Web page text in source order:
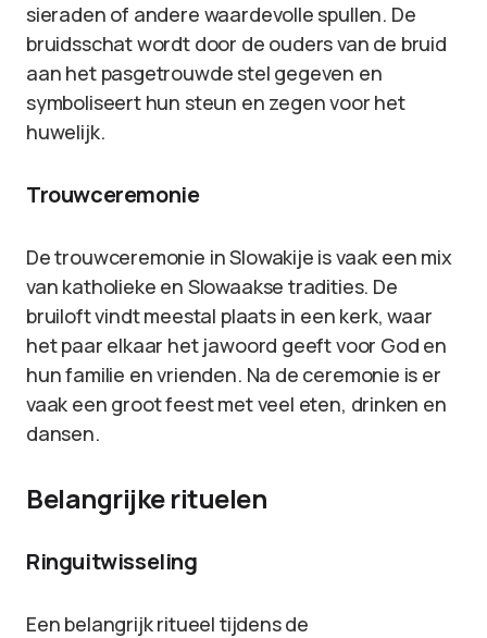
sieraden of andere waardevolle spullen. De
bruidsschat wordt door de ouders van de bruid
aan het pasgetrouwde stel gegeven en
symboliseert hun steun en zegen voor het
huwelijk.
Trouwceremonie
De trouwceremonie in Slowakije is vaak een mix
van katholieke en Slowaakse tradities. De
bruiloft vindt meestal plaats in een kerk, waar
het paar elkaar het jawoord geeft voor God en
hun familie en vrienden. Na de ceremonie is er
vaak een groot feest met veel eten, drinken en
dansen.
Belangrijke rituelen
Ringuitwisseling
Een belangrijk ritueel tijdens de